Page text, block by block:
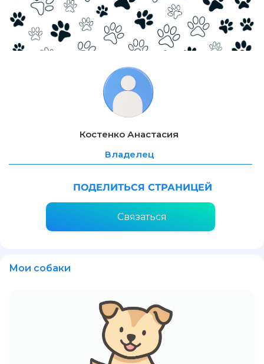
Костенко Анастасия
Владелец
ПОДЕЛИТЬСЯ СТРАНИЦЕЙ
Связаться
Мои собаки